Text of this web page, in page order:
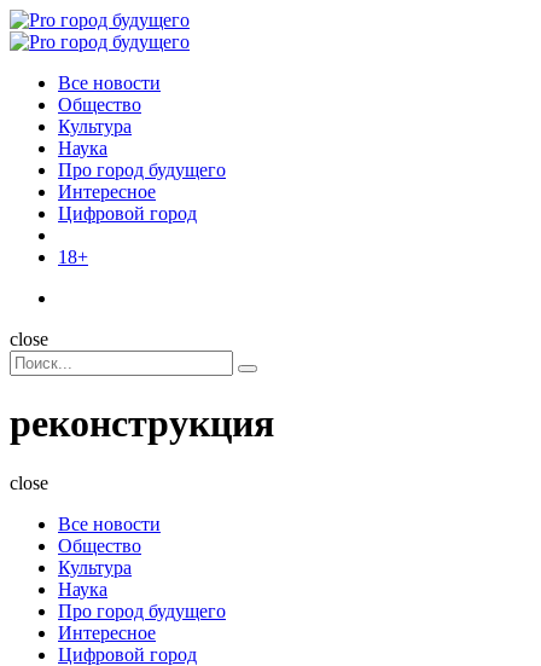
Menu
Поиск
Menu
Pro
Все новости
Общество
Культура
Наука
Про город будущего
Интересное
Цифровой город
18+
Поиск
close
Search
for:
Поиск
реконструкция
close
Все новости
Общество
Культура
Наука
Про город будущего
Интересное
Цифровой город